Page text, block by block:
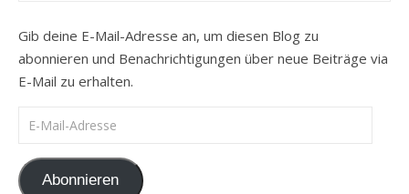
Gib deine E-Mail-Adresse an, um diesen Blog zu
abonnieren und Benachrichtigungen über neue Beiträge via
E-Mail zu erhalten.
E-Mail-Adresse
Abonnieren